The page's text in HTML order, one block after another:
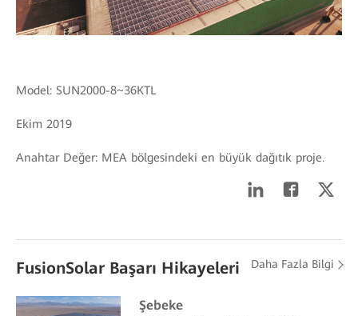
Model: SUN2000-8~36KTL
Ekim 2019
Anahtar Değer: MEA bölgesindeki en büyük dağıtık proje.
FusionSolar Başarı Hikayeleri Daha Fazla Bilgi
Şebeke